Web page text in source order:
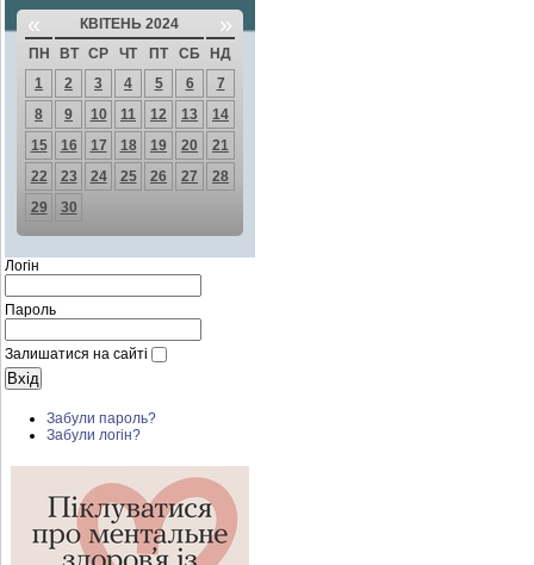
« КВІТЕНЬ 2024 »
ПН ВТ СР ЧТ ПТ СБ
НД
1
2 3 4 5 6
7
8
9 10 11 12 13
14
15
16 17 18 19 20
21
22
23 24 25 26 27
28
29
30
Логін
Пароль
Залишатися на сайті
Забули пароль?
Забули логін?